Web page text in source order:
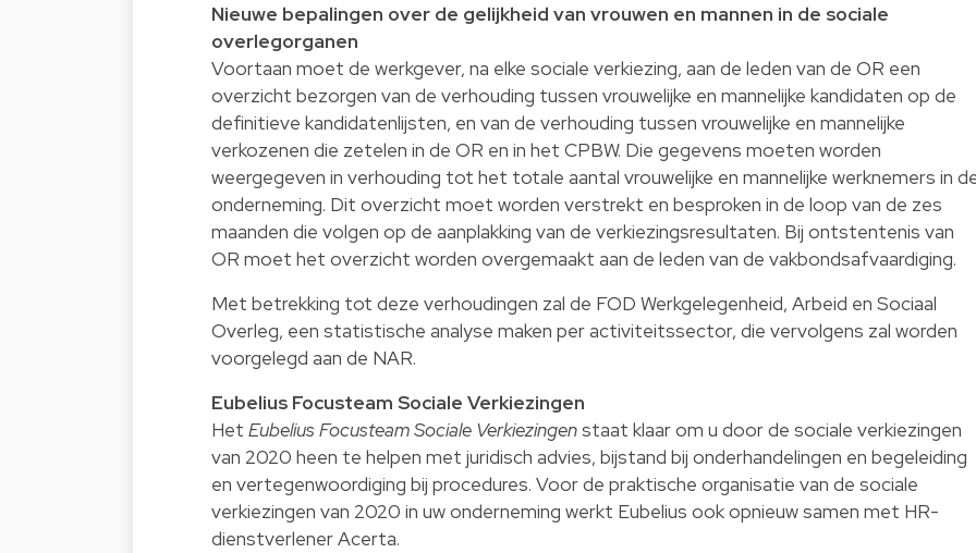
Nieuwe bepalingen over de gelijkheid van vrouwen en mannen in de sociale
overlegorganen
Voortaan moet de werkgever, na elke sociale verkiezing, aan de leden van de OR een
overzicht bezorgen van de verhouding tussen vrouwelijke en mannelijke kandidaten op de
definitieve kandidatenlijsten, en van de verhouding tussen vrouwelijke en mannelijke
verkozenen die zetelen in de OR en in het CPBW. Die gegevens moeten worden
weergegeven in verhouding tot het totale aantal vrouwelijke en mannelijke werknemers in
onderneming. Dit overzicht moet worden verstrekt en besproken in de loop van de zes
maanden die volgen op de aanplakking van de verkiezingsresultaten. Bij ontstentenis van
OR moet het overzicht worden overgemaakt aan de leden van de vakbondsafvaardiging.
Met betrekking tot deze verhoudingen zal de FOD Werkgelegenheid, Arbeid en Sociaal
Overleg, een statistische analyse maken per activiteitssector, die vervolgens zal worden
voorgelegd aan de NAR.
Eubelius Focusteam Sociale Verkiezingen
Het Eubelius Focusteam Sociale Verkiezingenstaat klaar om u door de sociale verkiezingen
van 2020 heen te helpen met juridisch advies, bijstand bij onderhandelingen en begeleiding
en vertegenwoordiging bij procedures. Voor de praktische organisatie van de sociale
verkiezingen van 2020 in uw onderneming werkt Eubelius ook opnieuw samen met HR-
dienstverlener Acerta.